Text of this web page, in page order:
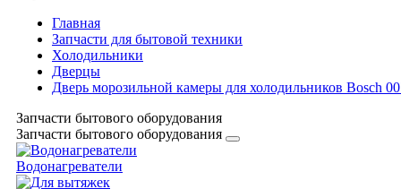
Главная
Запчасти для бытовой техники
Холодильники
Дверцы
Дверь морозильной камеры для холодильников Bosch
Запчасти бытового оборудования
Запчасти бытового оборудования
Водонагреватели